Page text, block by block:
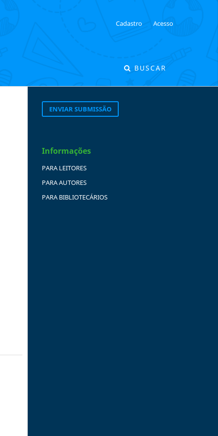
BUSCAR
Cadastro Acesso
ENVIAR SUBMISSÃO
Informações
PARA LEITORES
PARA AUTORES
PARA BIBLIOTECÁRIOS